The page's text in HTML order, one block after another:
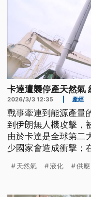
卡達遭襲停產天然氣
2026/3/3 12:35 產經
戰事牽連到能源產量
到伊朗無人機攻擊，
由於卡達是全球第二
少國家會造成衝擊；
將會提高對美國採購
天然氣 液化 供應